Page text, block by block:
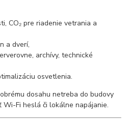
CO₂ pre riadenie vetrania a
a dverí,
archívy, technické
osvetlenia.
dosahu netreba do budovy
Fi heslá či lokálne napájanie.